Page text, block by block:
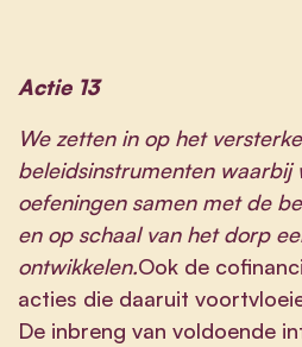
Actie 13
We zetten in op het
beleidsinstrumenten waarbij
oefeningen samen met de
en op schaal van het dorp
ontwikkelen.Ook de
acties die daaruit
De inbreng van voldoende